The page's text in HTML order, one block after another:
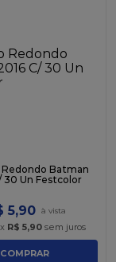
Batman
30 Un Festcolor
5,90
x R$ 5,90 sem juros
COMPRAR